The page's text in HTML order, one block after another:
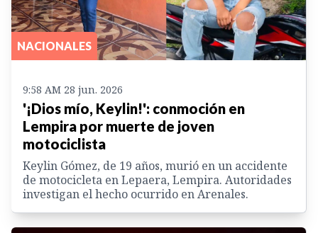
NACIONALES
9:58 AM 28 jun. 2026
'¡Dios mío, Keylin!': conmoción en
Lempira por muerte de joven
motociclista
Keylin Gómez, de 19 años, murió en un accidente
de motocicleta en Lepaera, Lempira. Autoridades
investigan el hecho ocurrido en Arenales.